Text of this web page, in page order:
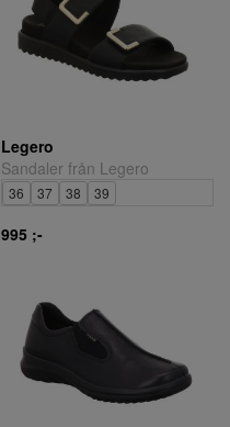
Legero
Sandaler från Legero
36 37 38 39
995 ;-